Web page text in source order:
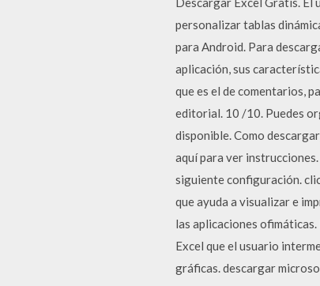
personalizar tablas
para Android. Para
aplicación, sus
que es el de comentarios,
editorial. 10 /10. Puedes
disponible. Como
aquí para ver
siguiente configuración.
que ayuda a visualizar e
las aplicaciones
Excel que el usuario
gráficas. descargar